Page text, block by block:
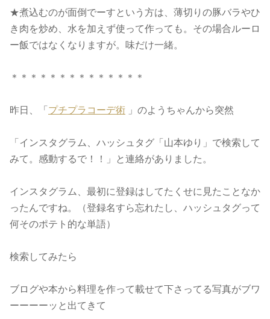
★煮込むのが面倒でーすという方は、薄切りの豚バラやひ
き肉を炒め、水を加えず使って作っても。その場合ルーロ
ー飯ではなくなりますが。味だけ一緒。
＊＊＊＊＊＊＊＊＊＊＊＊＊＊
昨日、「 プチプラコーデ術 」のようちゃんから突然
「インスタグラム、ハッシュタグ「山本ゆり」で検索して
みて。感動するで！！」と連絡がありました。
インスタグラム、最初に登録はしてたくせに見たことなか
ったんですね。（登録名すら忘れたし、ハッシュタグって
何そのポテト的な単語）
検索してみたら
ブログや本から料理を作って載せて下さってる写真がブワ
ーーーーッと出てきて